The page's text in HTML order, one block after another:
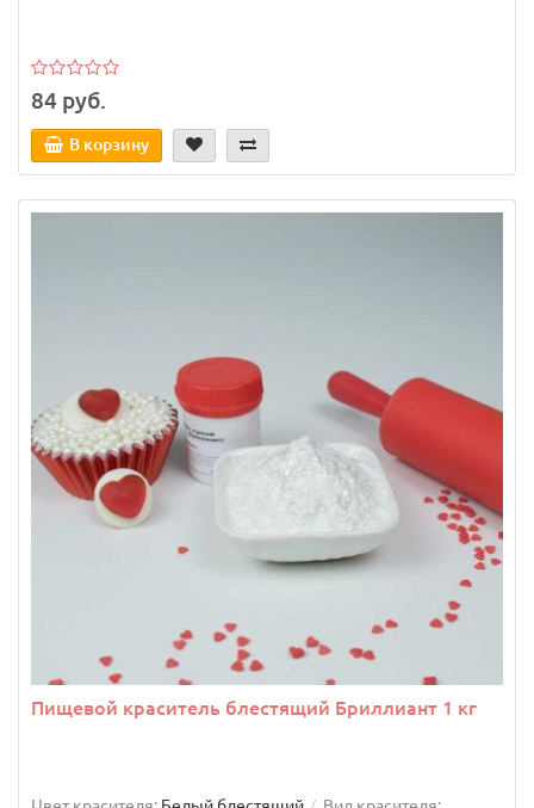
84 руб.
В корзину
Пищевой краситель блестящий Бриллиант 1 кг